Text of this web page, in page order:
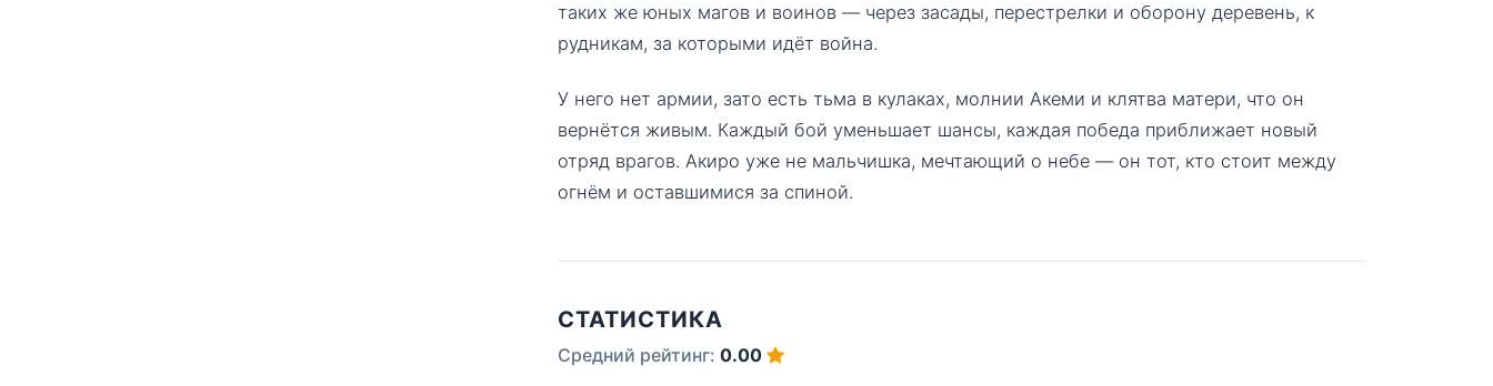
таких же юных магов и воинов — через засады, перестрелки и оборону деревень, к
рудникам, за которыми идёт война.
У него нет армии, зато есть тьма в кулаках, молнии Акеми и клятва матери, что он
вернётся живым. Каждый бой уменьшает шансы, каждая победа приближает новый
отряд врагов. Акиро уже не мальчишка, мечтающий о небе — он тот, кто стоит между
огнём и оставшимися за спиной.
СТАТИСТИКА
Средний рейтинг: 0.00